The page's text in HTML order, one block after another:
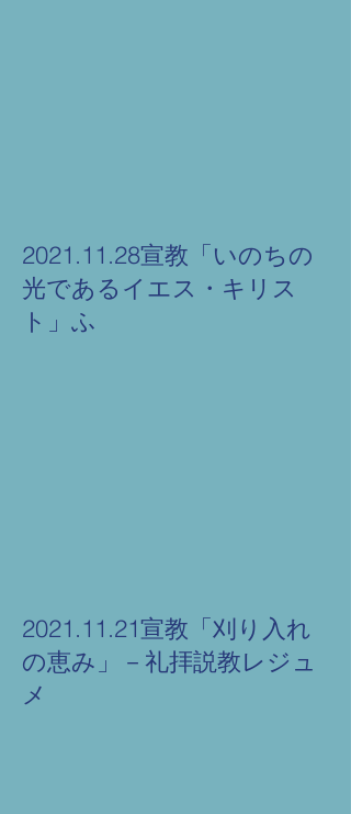
2021.11.28宣教「いのちの
光であるイエス・キリス
ト」ふ
2021.11.21宣教「刈り入れ
の恵み」－礼拝説教レジュ
メ